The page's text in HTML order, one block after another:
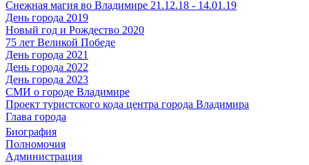
Снежная магия во Владимире 21.12.18 - 14.01.19
День города 2019
Новый год и Рождество 2020
75 лет Великой Победе
День города 2021
День города 2022
День города 2023
СМИ о городе Владимире
Проект туристского кода центра города Владимира
Глава города
Биография
Полномочия
Администрация